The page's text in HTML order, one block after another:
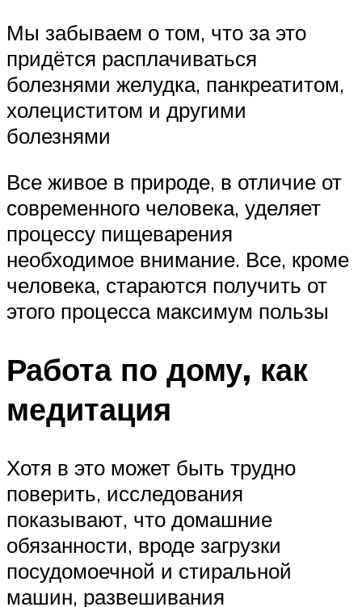
Мы забываем о том, что за это
придётся расплачиваться
болезнями желудка, панкреатитом,
холециститом и другими
болезнями
Все живое в природе, в отличие от
современного человека, уделяет
процессу пищеварения
необходимое внимание. Все, кроме
человека, стараются получить от
этого процесса максимум пользы
Работа по дому, как
медитация
Хотя в это может быть трудно
поверить, исследования
показывают, что домашние
обязанности, вроде загрузки
посудомоечной и стиральной
машин, развешивания